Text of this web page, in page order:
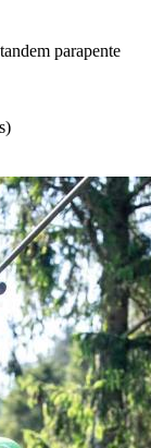
parapente